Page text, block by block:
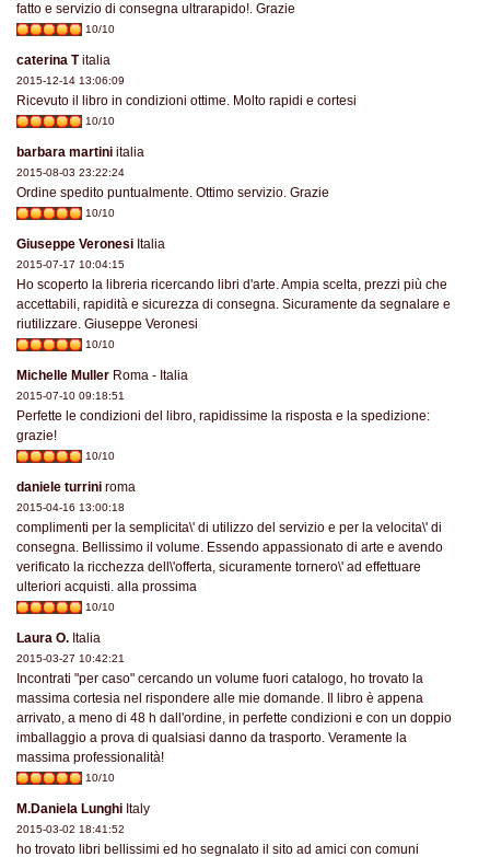
fatto e servizio di consegna ultrarapido!. Grazie
10/10
caterina Titalia
2015-12-14 13:06:09
Ricevuto il libro in condizioni ottime. Molto rapidi e cortesi
10/10
barbara martini italia
2015-08-03 23:22:24
Ordine spedito puntualmente. Ottimo servizio. Grazie
10/10
Giuseppe Veronesi Italia
2015-07-17 10:04:15
Ho scoperto la libreria ricercando libri d'arte. Ampia scelta, prezzi più che
accettabili, rapidità e sicurezza di consegna. Sicuramente da segnalare e
riutilizzare. Giuseppe Veronesi
10/10
Michelle Muller Roma - Italia
2015-07-10 09:18:51
Perfette le condizioni del libro, rapidissime la risposta e la spedizione:
grazie!
10/10
daniele turrini roma
2015-04-16 13:00:18
complimenti per la semplicita\' di utilizzo del servizio e per la velocita\' di
consegna. Bellissimo il volume. Essendo appassionato di arte e avendo
verificato la ricchezza dell\'offerta, sicuramente tornero\' ad effettuare
ulteriori acquisti. alla prossima
10/10
Laura O. Italia
2015-03-27 10:42:21
Incontrati "per caso" cercando un volume fuori catalogo, ho trovato la
massima cortesia nel rispondere alle mie domande. Il libro è appena
arrivato, a meno di 48 h dall'ordine, in perfette condizioni e con un doppio
imballaggio a prova di qualsiasi danno da trasporto. Veramente la
massima professionalità!
10/10
M.Daniela Lunghi Italy
2015-03-02 18:41:52
ho trovato libri bellissimi ed ho segnalato il sito ad amici con comuni